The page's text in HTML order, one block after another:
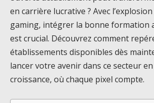
en carrière lucrative ? Avec
gaming, intégrer la bonne formation
est crucial. Découvrez comment
établissements disponibles dès
lancer votre avenir dans ce secteur
croissance, où chaque pixel compte.